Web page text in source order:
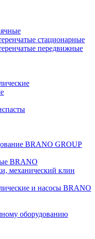
стационарные
передвижные
BRANO GROUP
BRANO
механический клин
и насосы BRANO
оборудованию